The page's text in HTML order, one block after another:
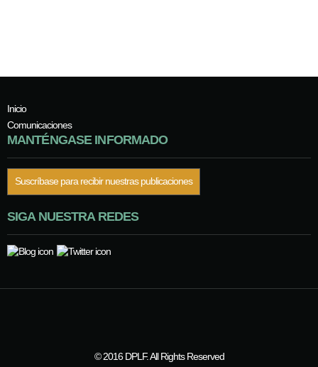
Inicio
Comunicaciones
MANTÉNGASE INFORMADO
Suscríbase para recibir nuestras publicaciones
SIGA NUESTRA REDES
© 2016 DPLF. All Rights Reserved